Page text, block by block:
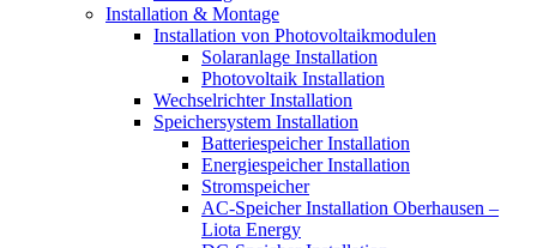
Installation & Montage
Installation von Photovoltaikmodulen
Solaranlage Installation
Photovoltaik Installation
Wechselrichter Installation
Speichersystem Installation
Batteriespeicher Installation
Energiespeicher Installation
Stromspeicher
AC-Speicher Installation Oberhausen –
Liota Energy